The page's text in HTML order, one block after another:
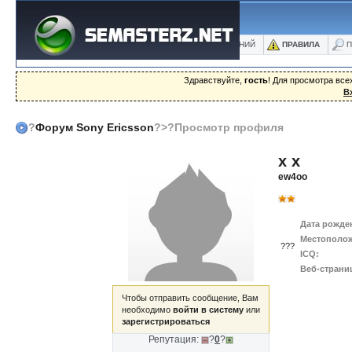
ФОРУМ БЛОГИ ФОТО БАЗА ЗНАНИЙ ПРАВИЛА
Здравствуйте, гость! Для просмотра
?Форум Sony Ericsson?>?Просмотр профиля
Чтобы отправить сообщение, Вам
необходимо войти в систему или
зарегистрироваться
Репутация: ?0?
x x
ew4oo
???
Дата
ICQ:
Веб-